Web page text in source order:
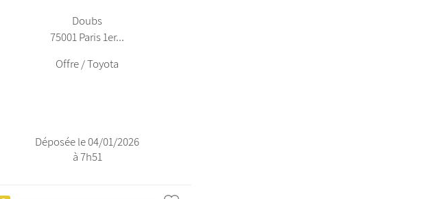
Doubs
75001 Paris 1er...
Offre / Toyota
Déposée le 04/01/2026
à 7h51